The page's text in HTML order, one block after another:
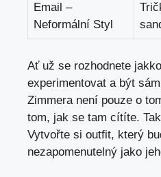
Email –
Neformální Styl
Ať už se rozhodnete
experimentovat a být
Zimmera není pouze o
tom, jak se tam cítíte.
Vytvořte si outfit, který
nezapomenutelný jako